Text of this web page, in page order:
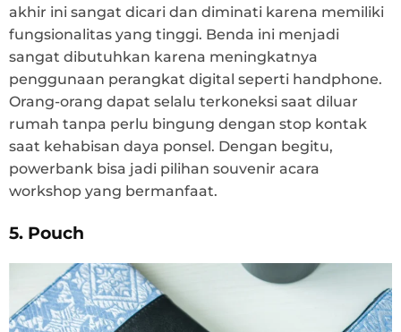
akhir ini sangat dicari dan diminati karena memiliki
fungsionalitas yang tinggi. Benda ini menjadi
sangat dibutuhkan karena meningkatnya
penggunaan perangkat digital seperti handphone.
Orang-orang dapat selalu terkoneksi saat diluar
rumah tanpa perlu bingung dengan stop kontak
saat kehabisan daya ponsel. Dengan begitu,
powerbank bisa jadi pilihan souvenir acara
workshop yang bermanfaat.
5. Pouch